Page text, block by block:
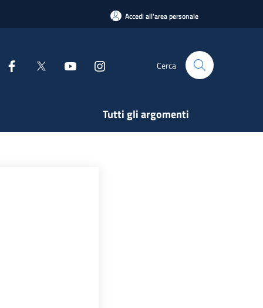
Accedi all'area personale
Cerca
Tutti gli argomenti